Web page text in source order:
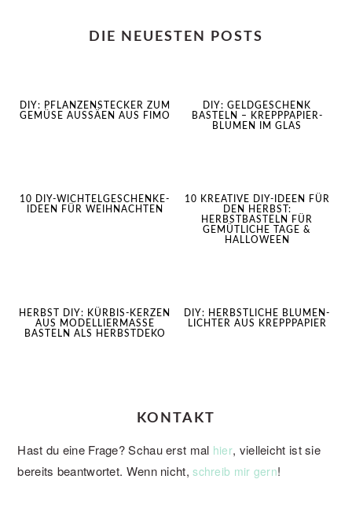
DIE NEUESTEN POSTS
DIY: PFLANZENSTECKER ZUM
GEMÜSE AUSSÄEN AUS FIMO
DIY: GELDGESCHENK
BASTELN – KREPPPAPIER-
BLUMEN IM GLAS
10 DIY-WICHTELGESCHENKE-
IDEEN FÜR WEIHNACHTEN
10 KREATIVE DIY-IDEEN FÜR
DEN HERBST:
HERBSTBASTELN FÜR
GEMÜTLICHE TAGE &
HALLOWEEN
HERBST DIY: KÜRBIS-KERZEN
AUS MODELLIERMASSE
BASTELN ALS HERBSTDEKO
DIY: HERBSTLICHE BLUMEN-
LICHTER AUS KREPPPAPIER
KONTAKT
Hast du eine Frage? Schau erst mal hier, vielleicht ist sie
bereits beantwortet. Wenn nicht,schreib mir gern!